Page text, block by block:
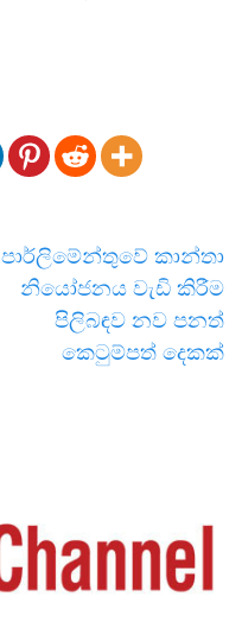
පාර්ලිමේන්තුවේ කාන්තා
නියෝජනය වැඩි කිරීම
පිලිබඳව නව පනත්
කෙටුම්පත් දෙකක්